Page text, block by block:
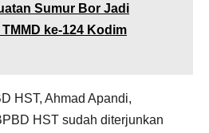
Sumur Bor Jadi
ke-124 Kodim
HST, Ahmad Apandi,
HST sudah diterjunkan